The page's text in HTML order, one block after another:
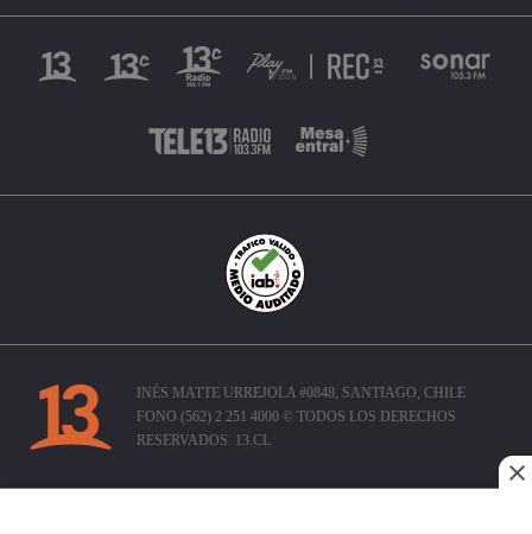
INÉS MATTE URREJOLA #0848, SANTIAGO, CHILE
FONO (562) 2 251 4000 © TODOS LOS DERECHOS
RESERVADOS. 13.CL